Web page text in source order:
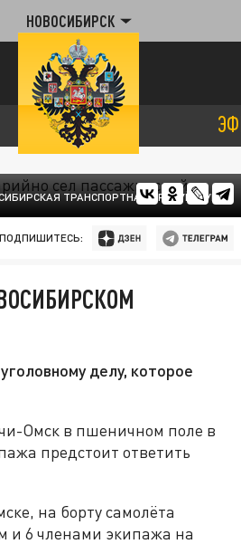
НОВОСИБИРСК
ТРАНСПОРТНАЯ ПРОКУРАТУРА
ПОДПИШИТЕСЬ:
делу, которое
Омск в пшеничном поле в
предстоит ответить
на борту самолёта
и 6 членами экипажа на